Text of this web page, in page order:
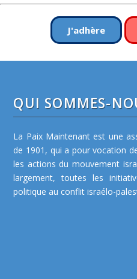
J'adhère
QUI SOMMES-
La Paix Maintenant est une
de 1901, qui a pour vocation
les actions du mouvement
largement, toutes les
politique au conflit israélo-